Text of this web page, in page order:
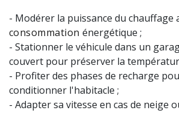
- Modérer la puissance du chauffage
consommation énergétique ;
- Stationner le véhicule dans un
couvert pour préserver la
- Profiter des phases de recharge
conditionner l'habitacle ;
- Adapter sa vitesse en cas de neige